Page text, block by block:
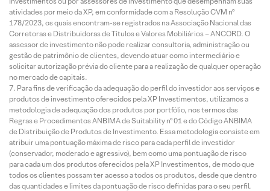
atividades por meio da XP, em conformidade com a Resolução CVM nº
178/2023, os quais encontram-se registrados na Associação Nacional das
Corretoras e Distribuidoras de Títulos e Valores Mobiliários – ANCORD. O
assessor de investimento não pode realizar consultoria, administração ou
gestão de patrimônio de clientes, devendo atuar como intermediário e
solicitar autorização prévia do cliente para a realização de qualquer operação
no mercado de capitais.
Para fins de verificação da adequação do perfil do investidor aos serviços e
produtos de investimento oferecidos pela XP Investimentos, utilizamos a
metodologia de adequação dos produtos por portfólio, nos termos das
Regras e Procedimentos ANBIMA de Suitability nº 01 e do Código ANBIMA
de Distribuição de Produtos de Investimento. Essa metodologia consiste em
atribuir uma pontuação máxima de risco para cada perfil de investidor
(conservador, moderado e agressivo), bem como uma pontuação de risco
para cada um dos produtos oferecidos pela XP Investimentos, de modo que
todos os clientes possam ter acesso a todos os produtos, desde que dentro
das quantidades e limites da pontuação de risco definidas para o seu perfil.